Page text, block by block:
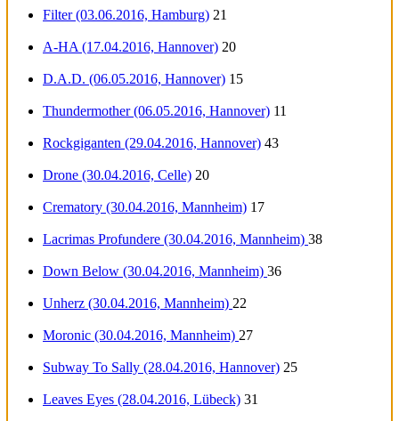
Filter (03.06.2016, Hamburg) 21
A-HA (17.04.2016, Hannover) 20
D.A.D. (06.05.2016, Hannover) 15
Thundermother (06.05.2016, Hannover) 11
Rockgiganten (29.04.2016, Hannover) 43
Drone (30.04.2016, Celle) 20
Crematory (30.04.2016, Mannheim) 17
Lacrimas Profundere (30.04.2016, Mannheim) 38
Down Below (30.04.2016, Mannheim) 36
Unherz (30.04.2016, Mannheim) 22
Moronic (30.04.2016, Mannheim) 27
Subway To Sally (28.04.2016, Hannover) 25
Leaves Eyes (28.04.2016, Lübeck) 31